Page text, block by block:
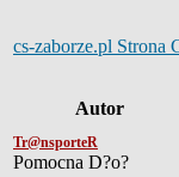
cs-zaborze.pl
Autor
Tr@nsporteR
Pomocna D?o?